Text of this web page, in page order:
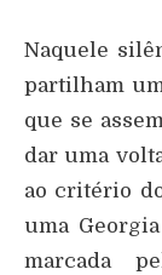
Naquele
partilham
que se
dar uma
ao critério
uma
marcada